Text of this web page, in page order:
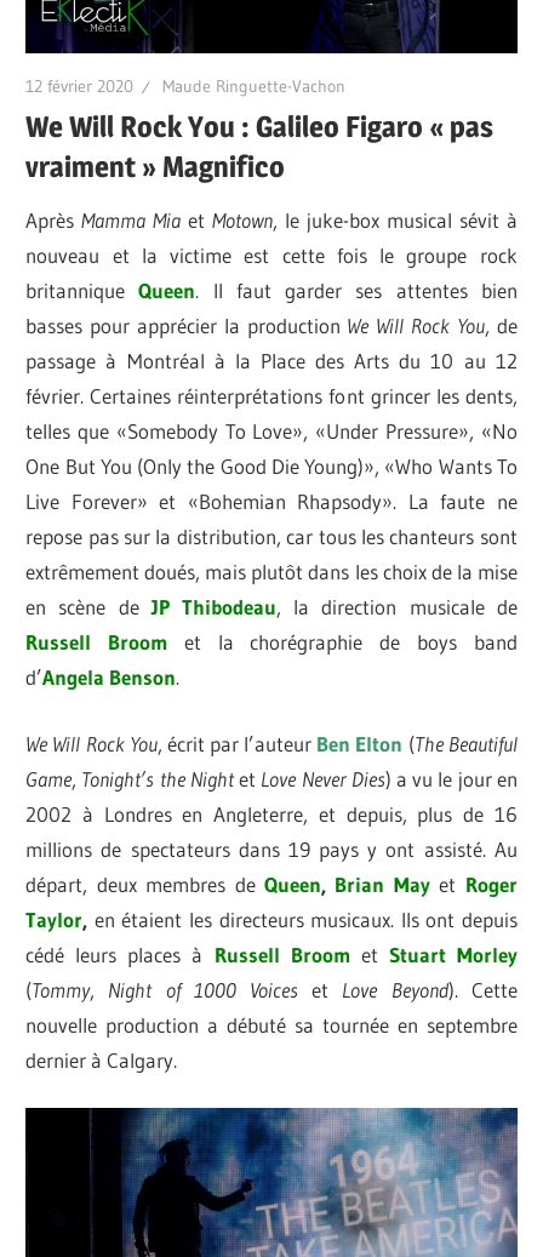
12 février 2020 Maude Ringuette-Vachon
We Will Rock You : Galileo Figaro « pas
vraiment » Magnifico
AprèsMamma Mia etMotown, le juke-box musical sévit à
nouveau et la victime est cette fois le groupe rock
britanniqueQueen. Il faut garder ses attentes bien
basses pour apprécier la production We Will Rock You, de
passage à Montréal à la Place des Arts du 10 au 12
février. Certaines réinterprétations font grincer les dents,
telles que «Somebody To Love», «Under Pressure», «No
One But You (Only the Good Die Young)», «Who Wants To
Live Forever» et «Bohemian Rhapsody». La faute ne
repose pas sur la distribution, car tous les chanteurs sont
extrêmement doués, mais plutôt dans les choix de la mise
en scène deJP Thibodeau, la direction musicale de
Russell
Broom et la chorégraphie de boys band
d’Angela Benson.
We Will Rock You, écrit par l’auteur Ben Elton (The Beautiful
Game, Tonight’s the Nightet Love Never Dies) a vu le jour en
2002 à Londres en Angleterre, et depuis, plus de 16
millions de spectateurs dans 19 pays y ont assisté. Au
départ, deux membres deQueen, Brian Mayet Roger
Taylor, en étaient les directeurs musicaux. Ils ont depuis
cédé leurs places à Russell Broom et Stuart Morley
(Tommy, Night of 1000 Voiceset Love Beyond). Cette
nouvelle production a débuté sa tournée en septembre
dernier à Calgary.